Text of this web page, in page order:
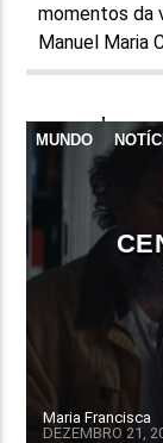
momentos da
Manuel Maria
MUNDO
Maria Francisca
DEZEMBRO 21,